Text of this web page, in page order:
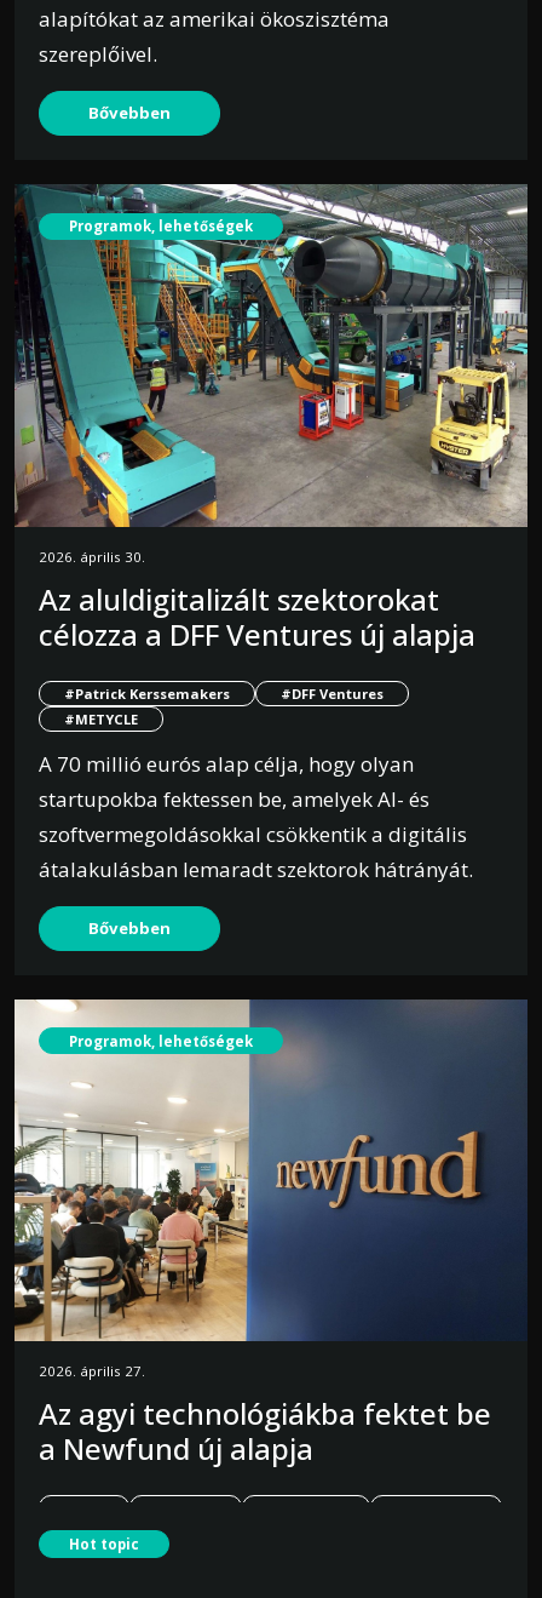
alapítókat az amerikai ökoszisztéma
szereplőivel.
Bővebben
Programok, lehetőségek
2026. április 30.
Az aluldigitalizált szektorokat
célozza a DFF Ventures új alapja
#Patrick Kerssemakers
#DFF Ventures
#METYCLE
A 70 millió eurós alap célja, hogy olyan
startupokba fektessen be, amelyek AI- és
szoftvermegoldásokkal csökkentik a digitális
átalakulásban lemaradt szektorok hátrányát.
Bővebben
Programok, lehetőségek
2026. április 27.
Az agyi technológiákba fektet be
a Newfund új alapja
A HEKA alappal a Newfund célja, hogy hidat
Hot topic